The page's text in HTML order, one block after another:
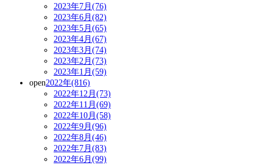
2023年7月(76)
2023年6月(82)
2023年5月(65)
2023年4月(67)
2023年3月(74)
2023年2月(73)
2023年1月(59)
open2022年(816)
2022年12月(73)
2022年11月(69)
2022年10月(58)
2022年9月(96)
2022年8月(46)
2022年7月(83)
2022年6月(99)